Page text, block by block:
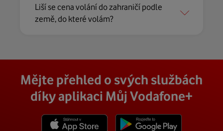
Liší se cena volání do zahraničí podle
země, do které volám?
Mějte přehled o svých službách
díky aplikaci Můj Vodafone+